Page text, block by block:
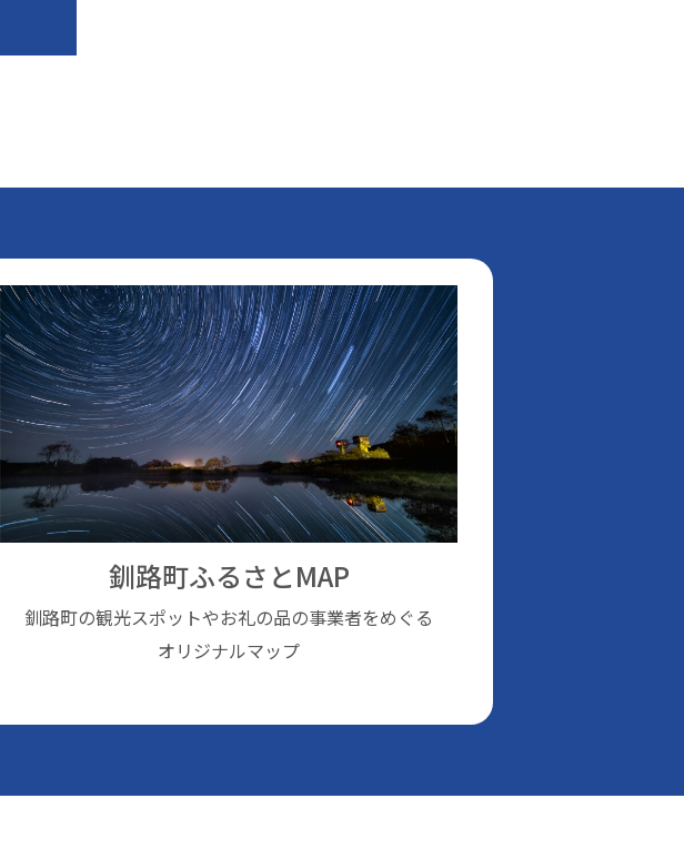
釧路町ふるさとMAP
釧路町の観光スポットやお礼の品の事業者をめぐる
オリジナルマップ